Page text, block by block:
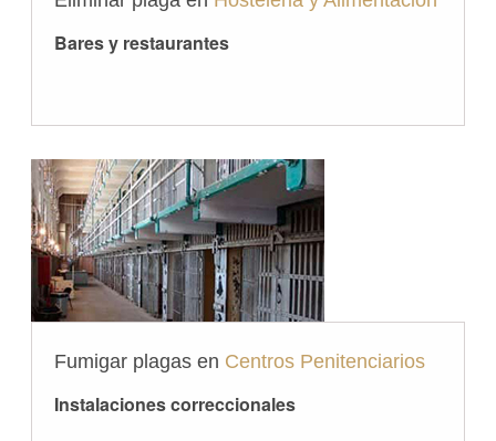
Bares y restaurantes
Fumigar plagas en Centros Penitenciarios
Instalaciones correccionales